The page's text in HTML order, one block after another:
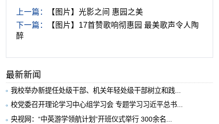
上一篇：
【图片】光影之间 惠园之美
下一篇：
【图片】17首赞歌响彻惠园 最美歌声令人陶
醉
最新新闻
我校举办新提任处级干部、机关年轻处级干部树立和践...
校党委召开理论学习中心组学习会 专题学习习近平总书...
央视网：“中英游学领航计划”开班仪式举行 300余名...